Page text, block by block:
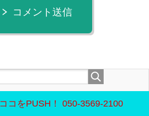
コメント送信
コをPUSH！ 050-3569-2100